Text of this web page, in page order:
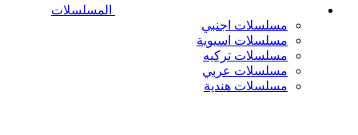
المسلسلات
مسلسلات اجنبي
مسلسلات اسيوية
مسلسلات تركيه
مسلسلات عربي
مسلسلات هندية